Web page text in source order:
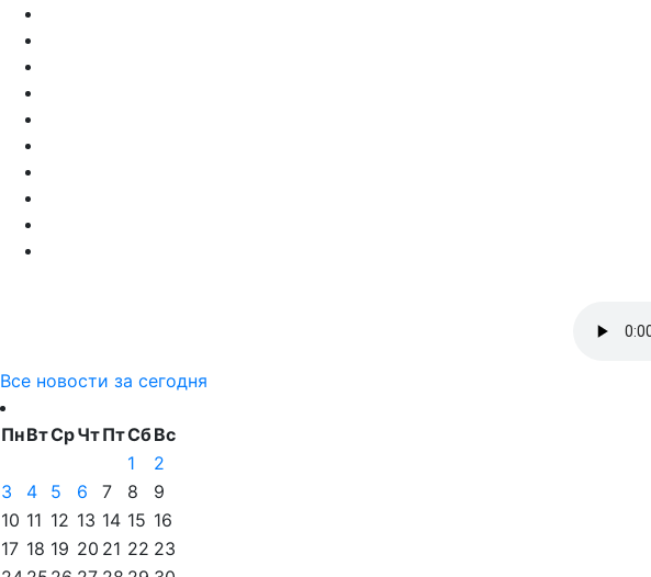
Все новости за сегодня
ПнВтСрЧтПтСбВс
1
2
3
4 5 6 7 8
9
10 11 12 13 14 15 16
17 18 19 20 21 22 23